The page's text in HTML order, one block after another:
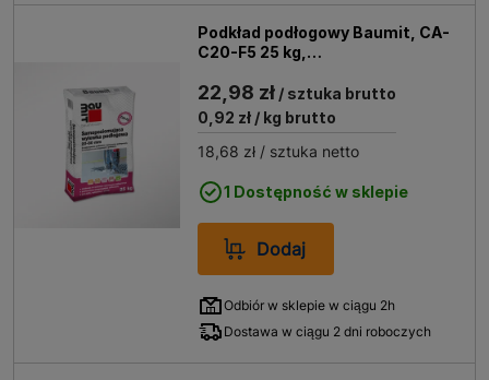
Podkład podłogowy Baumit, CA-
C20-F5 25 kg,
22,98 zł / sztuka brutto
0,92 zł / kg brutto
18,68 zł / sztuka netto
1 Dostępność w sklepie
Dodaj
Odbiór w sklepie w ciągu 2h
Dostawa w ciągu 2 dni roboczych